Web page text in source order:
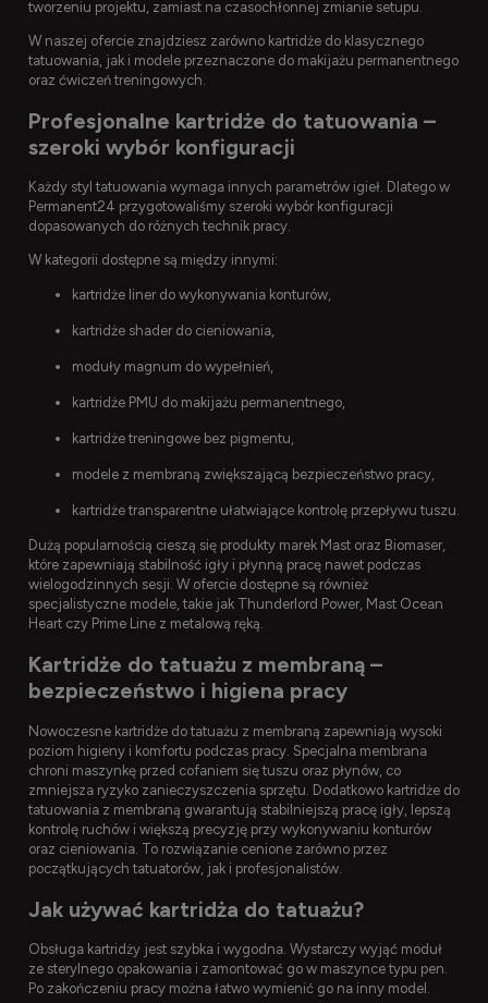
tworzeniu projektu, zamiast na czasochłonnej zmianie setupu.
W naszej ofercie znajdziesz zarówno kartridże do klasycznego
tatuowania, jak i modele przeznaczone do makijażu permanentnego
oraz ćwiczeń treningowych.
Profesjonalne kartridże do tatuowania –
szeroki wybór konfiguracji
Każdy styl tatuowania wymaga innych parametrów igieł. Dlatego w
Permanent24 przygotowaliśmy szeroki wybór konfiguracji
dopasowanych do różnych technik pracy.
W kategorii dostępne są między innymi:
kartridże liner do wykonywania konturów,
kartridże shader do cieniowania,
moduły magnum do wypełnień,
kartridże PMU do makijażu permanentnego,
kartridże treningowe bez pigmentu,
modele z membraną zwiększającą bezpieczeństwo pracy,
kartridże transparentne ułatwiające kontrolę przepływu tuszu.
Dużą popularnością cieszą się produkty marek Mast oraz Biomaser,
które zapewniają stabilność igły i płynną pracę nawet podczas
wielogodzinnych sesji. W ofercie dostępne są również
specjalistyczne modele, takie jak Thunderlord Power, Mast Ocean
Heart czy Prime Line z metalową ręką.
Kartridże do tatuażu z membraną –
bezpieczeństwo i higiena pracy
Nowoczesne kartridże do tatuażu z membraną zapewniają wysoki
poziom higieny i komfortu podczas pracy. Specjalna membrana
chroni maszynkę przed cofaniem się tuszu oraz płynów, co
zmniejsza ryzyko zanieczyszczenia sprzętu. Dodatkowo kartridże do
tatuowania z membraną gwarantują stabilniejszą pracę igły, lepszą
kontrolę ruchów i większą precyzję przy wykonywaniu konturów
oraz cieniowania. To rozwiązanie cenione zarówno przez
początkujących tatuatorów, jak i profesjonalistów.
Jak używać kartridża do tatuażu?
Obsługa kartridży jest szybka i wygodna. Wystarczy wyjąć moduł
ze sterylnego opakowania i zamontować go w maszynce typu pen.
Po zakończeniu pracy można łatwo wymienić go na inny model.